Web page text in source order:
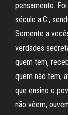
pensamento.
século a.C.,
Somente a
verdades
quem tem,
quem não tem,
que ensino o
não vêem;